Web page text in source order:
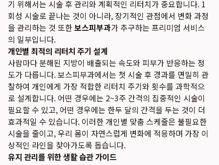
기 위해서는 시술 후 관리와 계획적인 리터치가 중요합니다. 1
회성 시술로 끝나는 것이 아니라, 장기적인 관점에서 변화 과정
을 관리하는 것 또한보스피부과가 추구하는 프리미엄 서비스
의 일부입니다.
개인별 최적의 리터치 주기 설계
사람마다 분해된 지방이 배출되는 속도와 피부가 반응하는 정
도가 다릅니다. 보스피부과에서는 첫 시술 후 경과를 면밀히 관
찰하여 개인에게 가장 적합한 리터치 주기와 횟수를 과학적으
로 설계합니다. 어떤 경우에는 2~3주 간격의 집중적인 시술이
필요할 수 있고, 어떤 경우에는 한두 달의 간격을 두는 것이 더
효과적일 수 있습니다. 이러한 개인별 맞춤 스케줄은 불필요한
시술을 줄이고, 우리 몸이 자연스럽게 변화에 적응하며 가장 이
상적인 라인을 찾아가도록 돕습니다.
유지 관리를 위한 생활 습관 가이드